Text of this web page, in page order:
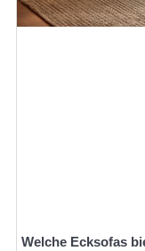
Welche Ecksofas